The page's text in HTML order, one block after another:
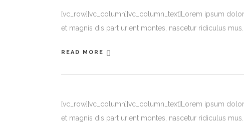
[vc_row][vc_column][vc_column_text]Lorem ipsum
et magnis dis part urient montes, nascetur ridiculus
READ MORE
[vc_row][vc_column][vc_column_text]Lorem ipsum
et magnis dis part urient montes, nascetur ridiculus